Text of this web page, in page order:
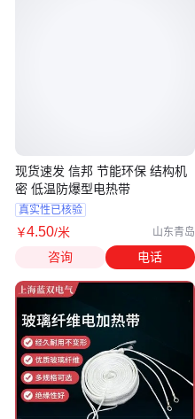
现货速发 信邦 节能环保 结构机
密 低温防爆型电热带
真实性已核验
￥4.50/米 山东青岛
咨询 电话